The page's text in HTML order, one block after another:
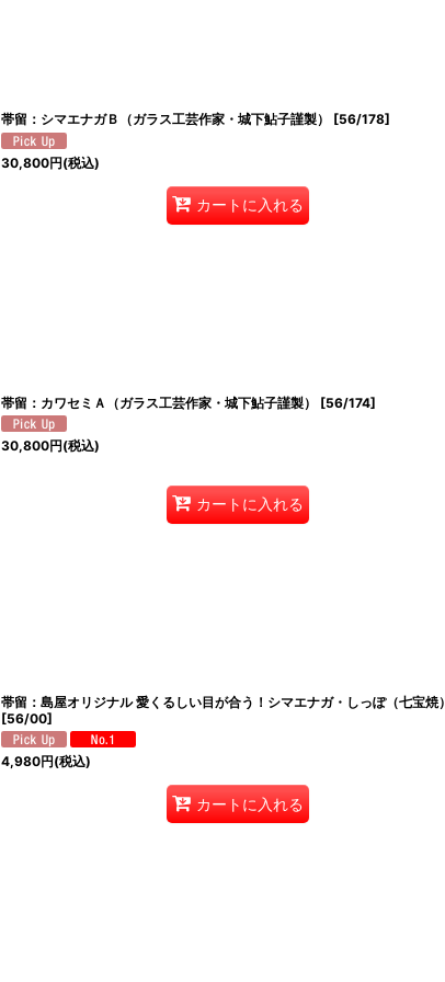
帯留：シマエナガＢ（ガラス工芸作家・城下鮎子謹製） [56/178]
30,800円(税込)
カートに入れる
帯留：カワセミＡ（ガラス工芸作家・城下鮎子謹製） [56/174]
30,800円(税込)
カートに入れる
帯留：島屋オリジナル 愛くるしい目が合う！シマエナガ・しっぽ（七宝焼）
[56/00]
4,980円(税込)
カートに入れる